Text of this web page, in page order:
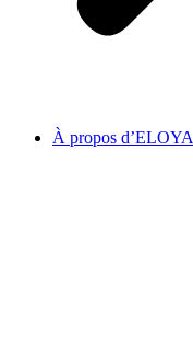
À propos d’ELOYA